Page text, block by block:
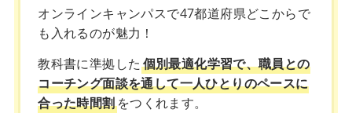
オンラインキャンパスで47都道府県どこからで
も入れるのが魅力！
教科書に準拠した個別最適化学習で、職員との
コーチング面談を通して一人ひとりのペースに
合った時間割をつくれます。